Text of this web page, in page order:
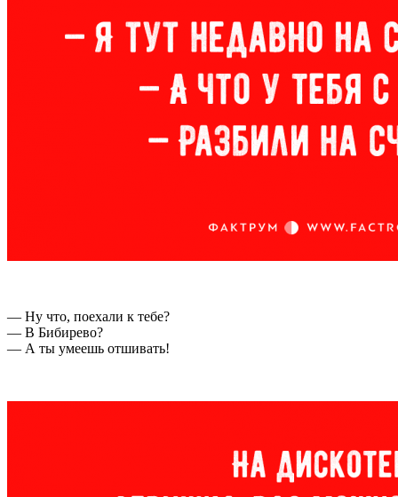
— Ну что, поехали к тебе?
— В Бибирево?
— А ты умеешь отшивать!